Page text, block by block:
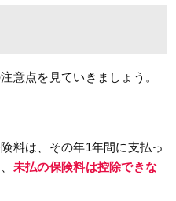
意点を見ていきましょう。
料は、その年1年間に支払っ
未払の保険料は控除できな